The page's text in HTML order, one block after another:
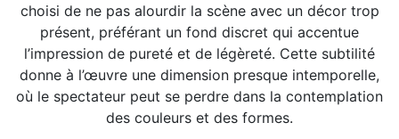
choisi de ne pas alourdir la scène avec un décor trop
présent, préférant un fond discret qui accentue
l’impression de pureté et de légèreté. Cette subtilité
donne à l’œuvre une dimension presque intemporelle,
où le spectateur peut se perdre dans la contemplation
des couleurs et des formes.